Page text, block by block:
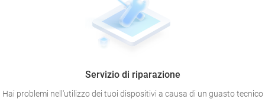
Servizio di riparazione
Hai problemi nell'utilizzo dei tuoi dispositivi a causa di un guasto tecnico